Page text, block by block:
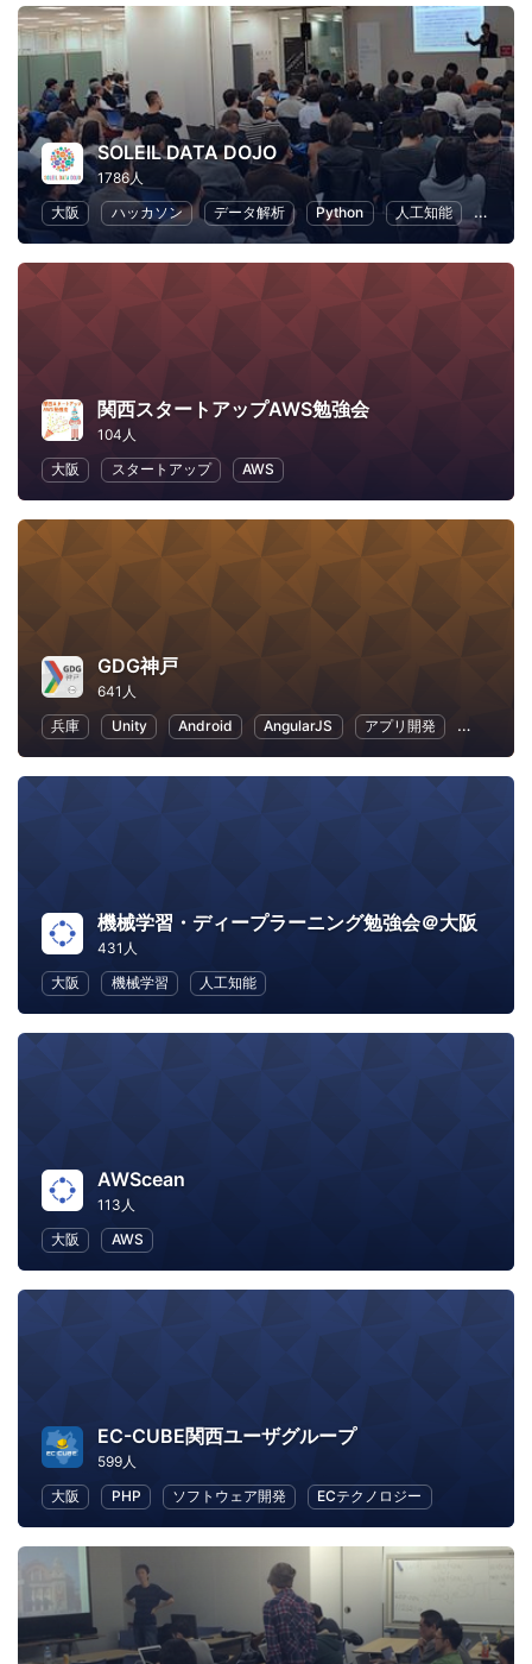
SOLEIL DATA DOJO
1786人
大阪
ハッカソン データ解析 Python 人工知能 機械学
関西スタートアップAWS勉強会
104人
大阪
スタートアップ AWS
GDG神戸
641人
兵庫
Unity Android AngularJS アプリ開発 VR
機械学習・ディープラーニング勉強会＠大阪
431人
大阪
機械学習 人工知能
AWScean
113人
大阪
AWS
EC-CUBE関西ユーザグループ
599人
大阪
PHP ソフトウェア開発 ECテクノロジー